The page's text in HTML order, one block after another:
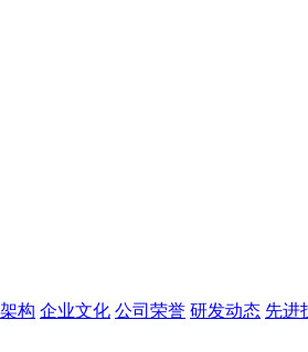
构 企业文化 公司荣誉 研发动态 先进